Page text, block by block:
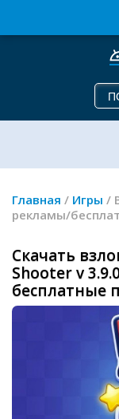
Главная / Игры /
рекламы/
Скачать
Shooter v
бесплатные